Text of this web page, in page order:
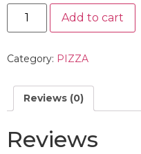
Add to cart
Category: PIZZA
Reviews (0)
Reviews